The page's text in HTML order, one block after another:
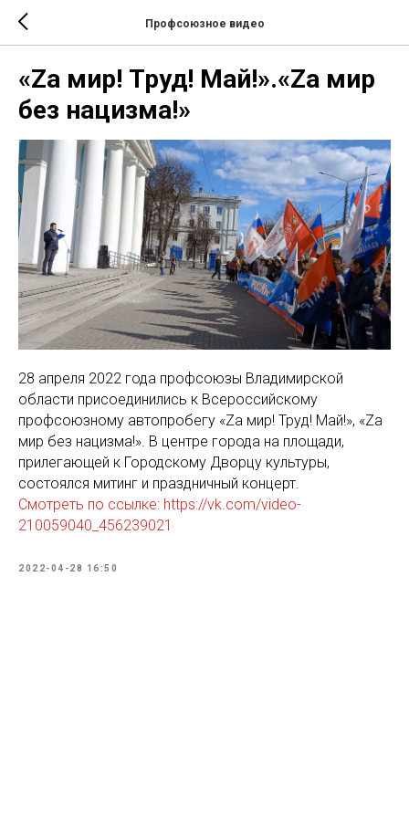
Профсоюзное видео
«Za мир! Труд! Май!».«Zа мир
без нацизма!»
28 апреля 2022 года профсоюзы Владимирской
области присоединились к Всероссийскому
профсоюзному автопробегу «Za мир! Труд! Май!», «Zа
мир без нацизма!». В центре города на площади,
прилегающей к Городскому Дворцу культуры,
состоялся митинг и праздничный концерт.
Смотреть по ссылке: https://vk.com/video-
210059040_456239021
2022-04-28 16:50